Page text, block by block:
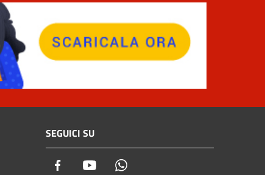
SEGUICI SU
Facebook Youtube